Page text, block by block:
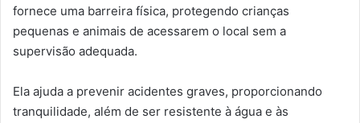
fornece uma barreira física, protegendo crianças
pequenas e animais de acessarem o local sem a
supervisão adequada.
Ela ajuda a prevenir acidentes graves, proporcionando
tranquilidade, além de ser resistente à água e às